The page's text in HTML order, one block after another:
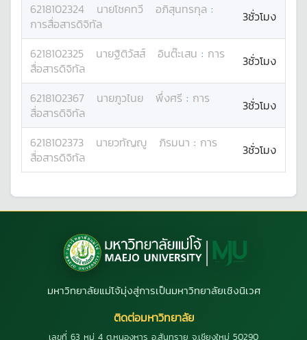
6218102324 นายโชคทวี อภิสุนทรกุล :
การสื่อสารดิจิทัล
3ชั่วโมง
6218102325 นายฐิติวัสส์ อินต๊ะเสน : การ
สื่อสารดิจิทัล
3ชั่วโมง
6218102367 นายภูวไนย พึ่งศรี : การ
สื่อสารดิจิทัล
3ชั่วโมง
6218102373 นายวทัญญู ภิรมนา : การ
สื่อสารดิจิทัล
3ชั่วโมง
มหาวิทยาลัยแม่โจ้มุ่งสู่การเป็นมหาวิทยาลัยเชิงนิเวศ
ติดต่อมหาวิทยาลัย
เลขที่ 63 หมู่ 4 ต.หนองหาร อ.สันทราย จ.เชียงใหม่ 50290